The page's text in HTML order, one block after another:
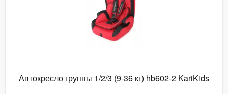
Автокресло группы 1/2/3 (9-36 кг) hb602-2 KariKids